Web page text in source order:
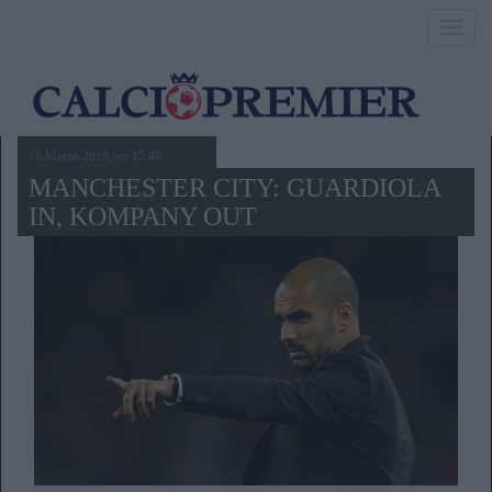
18 Marzo 2016,ore 15.48
MANCHESTER CITY: GUARDIOLA
IN, KOMPANY OUT